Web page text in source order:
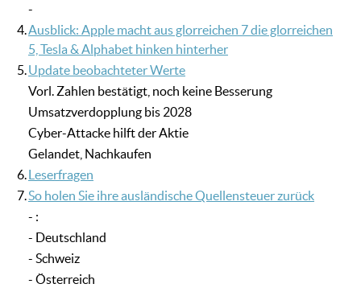
-
4.Ausblick: Apple macht aus glorreichen 7 die glorreichen
5, Tesla & Alphabet hinken hinterher
5.Update beobachteter Werte
Vorl. Zahlen bestätigt, noch keine Besserung
Umsatzverdopplung bis 2028
Cyber-Attacke hilft der Aktie
Gelandet, Nachkaufen
6.Leserfragen
7.So holen Sie ihre ausländische Quellensteuer zurück
- :
- Deutschland
- Schweiz
- Österreich